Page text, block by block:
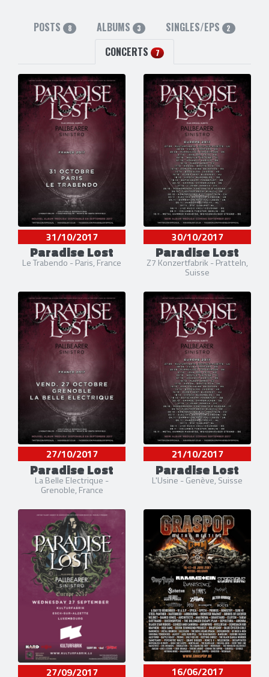
POSTS 8 ALBUMS 3 SINGLES/EPS 2
CONCERTS 7
31/10/2017
Paradise Lost
Le Trabendo - Paris, France
30/10/2017
Paradise Lost
Z7 Konzertfabrik - Pratteln,
Suisse
27/10/2017
Paradise Lost
La Belle Electrique -
Grenoble, France
21/10/2017
Paradise Lost
L'Usine - Genève, Suisse
27/09/2017 16/06/2017